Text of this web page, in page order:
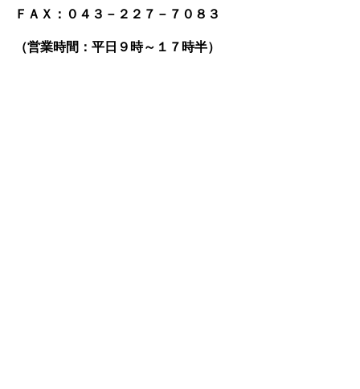
ＦＡＸ：０４３－２２７－７０８３
（営業時間：平日９時～１７時半）